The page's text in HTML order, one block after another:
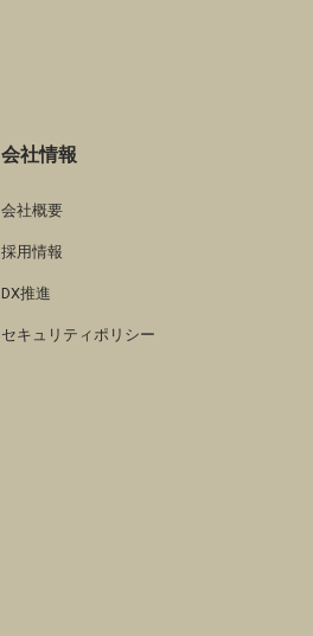
会社情報
会社概要
採用情報
DX推進
セキュリティポリシー